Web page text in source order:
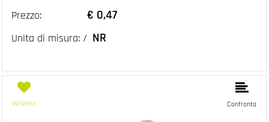
Prezzo: € 0,47
Unita di misura: / NR
Wishlist Confronta